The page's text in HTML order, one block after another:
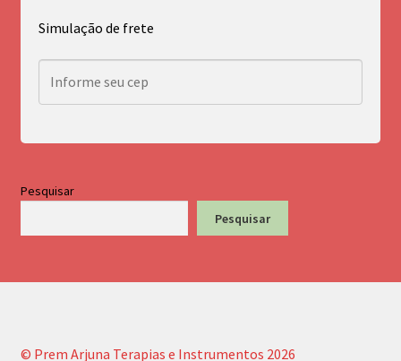
Simulação de frete
Pesquisar
Pesquisar
© Prem Arjuna Terapias e Instrumentos 2026